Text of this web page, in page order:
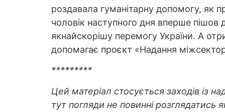
роздавала гуманітарну допомогу, як
чоловік наступного дня вперше пішов
якнайскорішу перемогу України. А
допомагає проєкт «Надання
*********
Цей матеріал стосується заходів із
тут погляди не повинні розглядатись